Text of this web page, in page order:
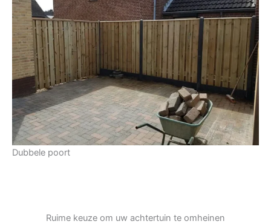
Dubbele poort
Ruime keuze om uw achtertuin te omheinen